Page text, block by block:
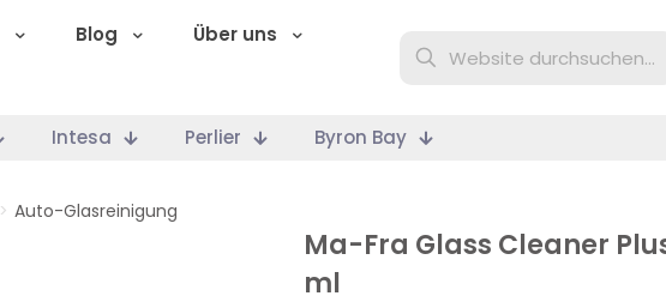
Blog
Über uns
Intesa Perlier Byron Bay
> Auto-Glasreinigung
Ma-Fra Glass Cleaner
ml